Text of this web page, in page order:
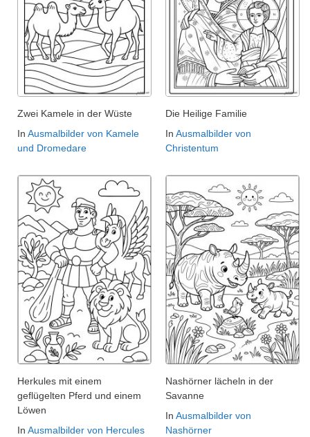
Zwei Kamele in der Wüste
In Ausmalbilder von Kamele
und Dromedare
Die Heilige Familie
In Ausmalbilder von
Christentum
Herkules mit einem
geflügelten Pferd und einem
Löwen
In Ausmalbilder von Hercules
Nashörner lächeln in der
Savanne
In Ausmalbilder von
Nashörner